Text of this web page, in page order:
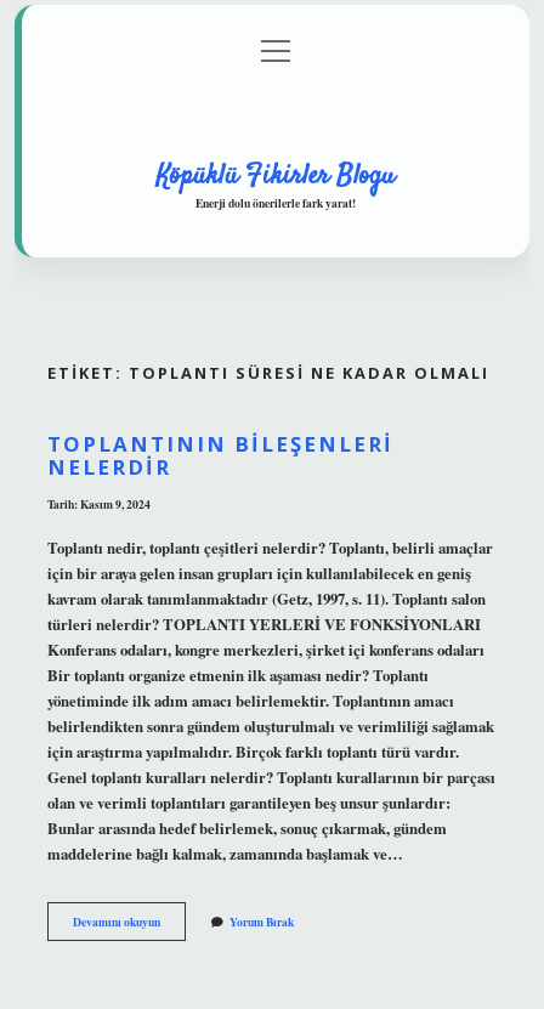
Gizlilik Politikası
menüyü
aç
Köpüklü Fikirler Blogu
Enerji dolu önerilerle fark yarat!
ETIKET: TOPLANTI SÜRESI NE KADAR OLMALI
TOPLANTININ BILEŞENLERI
NELERDIR
Tarih: Kasım 9, 2024
Toplantı nedir, toplantı çeşitleri nelerdir? Toplantı, belirli amaçlar
için bir araya gelen insan grupları için kullanılabilecek en geniş
kavram olarak tanımlanmaktadır (Getz, 1997, s. 11). Toplantı salon
türleri nelerdir? TOPLANTI YERLERİ VE FONKSİYONLARI
Konferans odaları, kongre merkezleri, şirket içi konferans odaları
Bir toplantı organize etmenin ilk aşaması nedir? Toplantı
yönetiminde ilk adım amacı belirlemektir. Toplantının amacı
belirlendikten sonra gündem oluşturulmalı ve verimliliği sağlamak
için araştırma yapılmalıdır. Birçok farklı toplantı türü vardır.
Genel toplantı kuralları nelerdir? Toplantı kurallarının bir parçası
olan ve verimli toplantıları garantileyen beş unsur şunlardır:
Bunlar arasında hedef belirlemek, sonuç çıkarmak, gündem
maddelerine bağlı kalmak, zamanında başlamak ve…
Devamını okuyunToplantının
Bileşenleri
Yorum Bırak